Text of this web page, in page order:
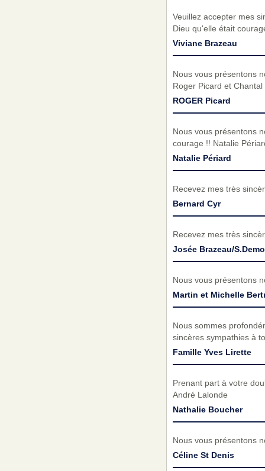
Veuillez accepter mes
Dieu qu'elle était
Viviane Brazeau
Nous vous présentons
Roger Picard et
ROGER Picard
Nous vous présentons
courage !! Natalie
Natalie Périard
Recevez mes très
Bernard Cyr
Recevez mes très
Josée Brazeau/
Nous vous présentons
Martin et Michelle
Nous sommes
sincères sympathies à
Famille Yves Lirette
Prenant part à votre
André Lalonde
Nathalie Boucher
Nous vous présentons
Céline St Denis